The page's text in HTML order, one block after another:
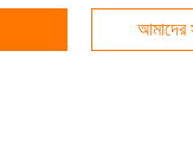
আমাদের